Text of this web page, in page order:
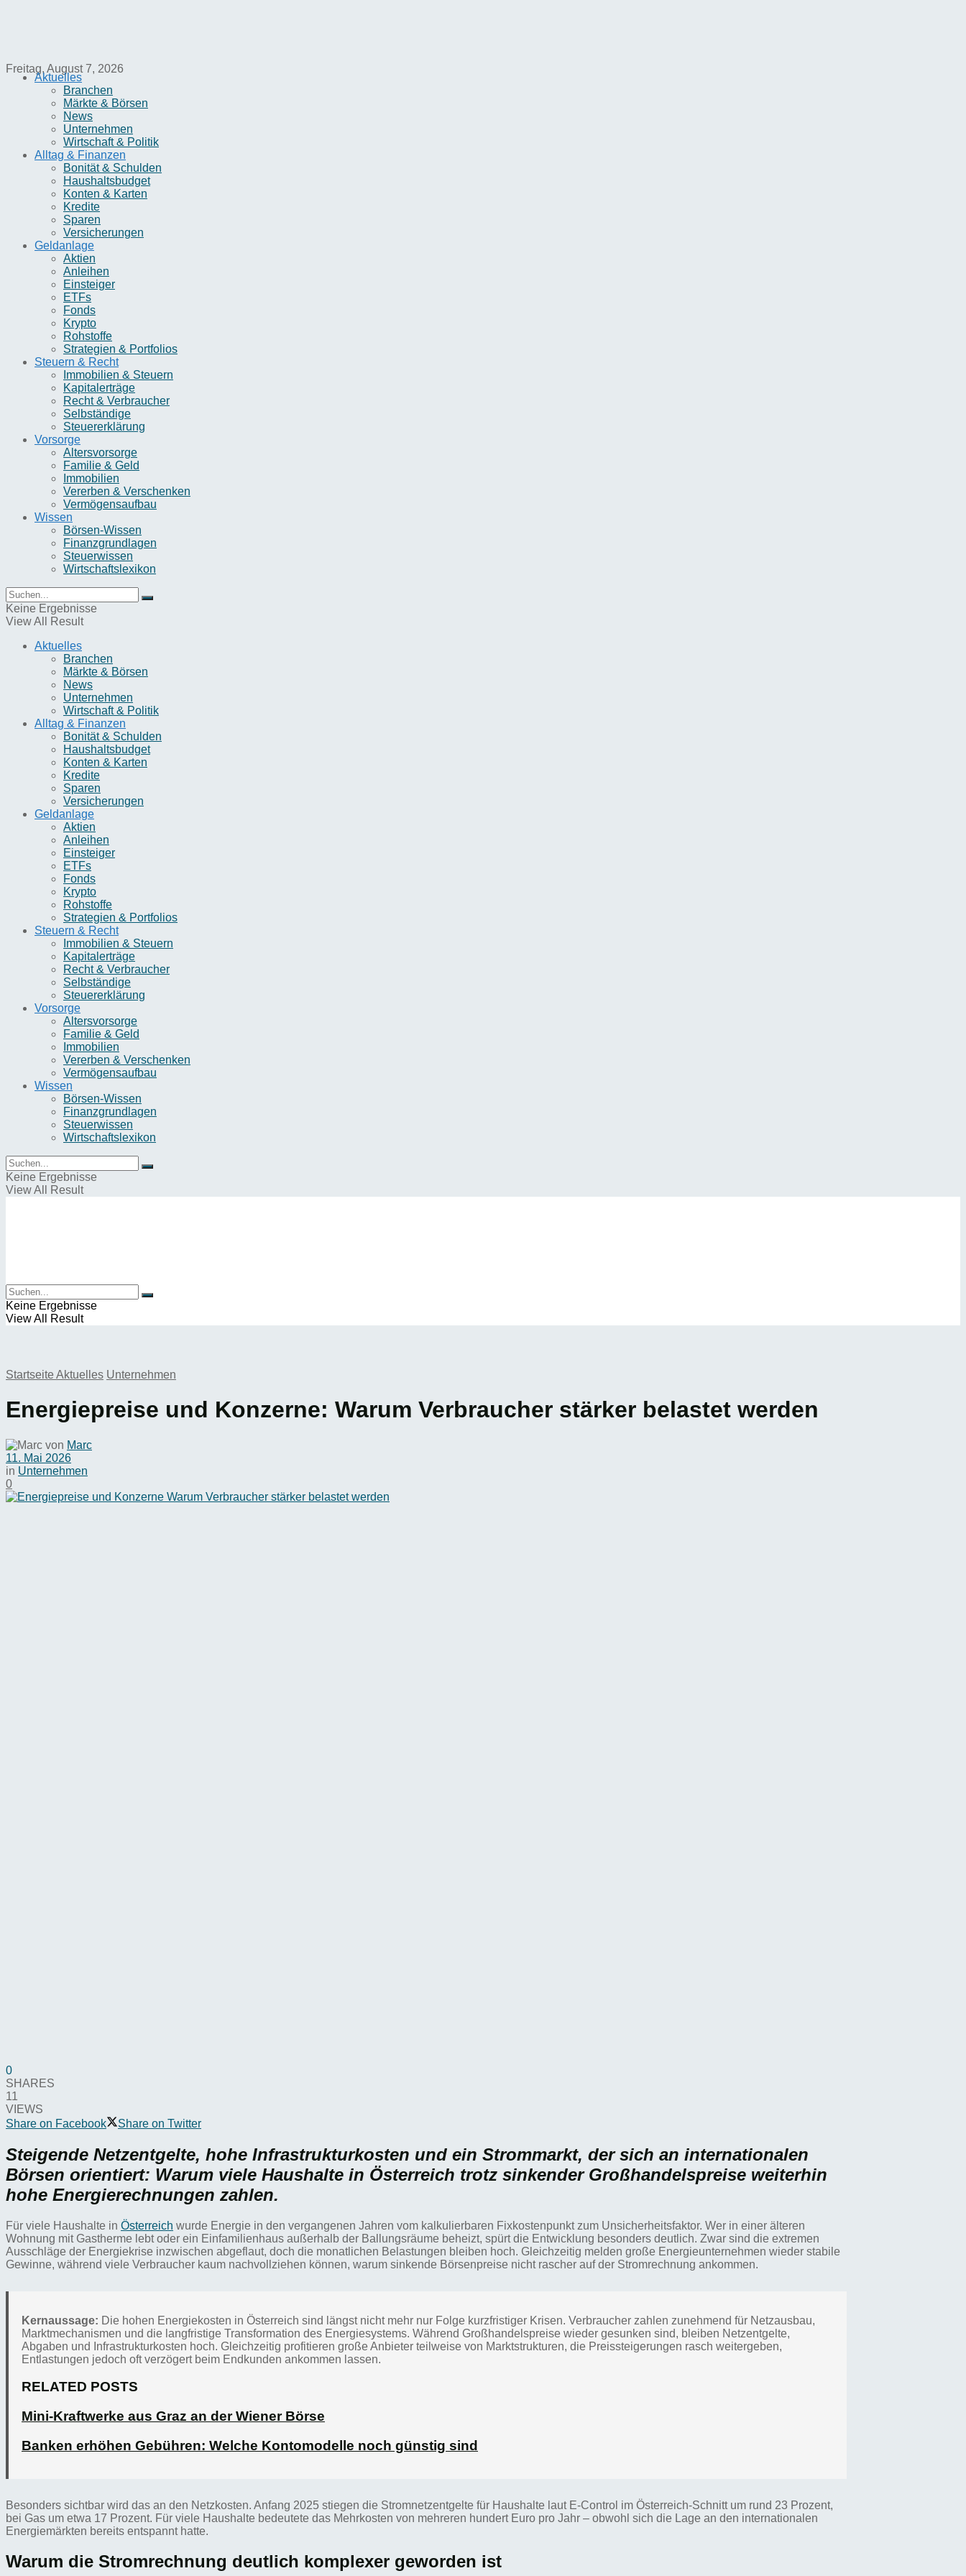
Freitag, August 7, 2026
Aktuelles
Branchen
Märkte & Börsen
News
Unternehmen
Wirtschaft & Politik
Alltag & Finanzen
Bonität & Schulden
Haushaltsbudget
Konten & Karten
Kredite
Sparen
Versicherungen
Geldanlage
Aktien
Anleihen
Einsteiger
ETFs
Fonds
Krypto
Rohstoffe
Strategien & Portfolios
Steuern & Recht
Immobilien & Steuern
Kapitalerträge
Recht & Verbraucher
Selbständige
Steuererklärung
Vorsorge
Altersvorsorge
Familie & Geld
Immobilien
Vererben & Verschenken
Vermögensaufbau
Wissen
Börsen-Wissen
Finanzgrundlagen
Steuerwissen
Wirtschaftslexikon
Keine Ergebnisse
View All Result
Aktuelles
Branchen
Märkte & Börsen
News
Unternehmen
Wirtschaft & Politik
Alltag & Finanzen
Bonität & Schulden
Haushaltsbudget
Konten & Karten
Kredite
Sparen
Versicherungen
Geldanlage
Aktien
Anleihen
Einsteiger
ETFs
Fonds
Krypto
Rohstoffe
Strategien & Portfolios
Steuern & Recht
Immobilien & Steuern
Kapitalerträge
Recht & Verbraucher
Selbständige
Steuererklärung
Vorsorge
Altersvorsorge
Familie & Geld
Immobilien
Vererben & Verschenken
Vermögensaufbau
Wissen
Börsen-Wissen
Finanzgrundlagen
Steuerwissen
Wirtschaftslexikon
Keine Ergebnisse
View All Result
Keine Ergebnisse
View All Result
Startseite Aktuelles Unternehmen
Energiepreise und Konzerne: Warum Verbraucher stärker belastet werden
von Marc
11. Mai 2026
in Unternehmen
0
0
SHARES
11
VIEWS
Share on Facebook
Share on Twitter
Steigende Netzentgelte, hohe Infrastrukturkosten und ein Strommarkt, der sich an internationalen
Börsen orientiert: Warum viele Haushalte in Österreich trotz sinkender Großhandelspreise weiterhin
hohe Energierechnungen zahlen.
Für viele Haushalte in Österreich wurde Energie in den vergangenen Jahren vom kalkulierbaren Fixkostenpunkt zum Unsicherheitsfaktor. Wer in einer älteren
Wohnung mit Gastherme lebt oder ein Einfamilienhaus außerhalb der Ballungsräume beheizt, spürt die Entwicklung besonders deutlich. Zwar sind die extremen
Ausschläge der Energiekrise inzwischen abgeflaut, doch die monatlichen Belastungen bleiben hoch. Gleichzeitig melden große Energieunternehmen wieder stabile
Gewinne, während viele Verbraucher kaum nachvollziehen können, warum sinkende Börsenpreise nicht rascher auf der Stromrechnung ankommen.
Kernaussage: Die hohen Energiekosten in Österreich sind längst nicht mehr nur Folge kurzfristiger Krisen. Verbraucher zahlen zunehmend für Netzausbau,
Marktmechanismen und die langfristige Transformation des Energiesystems. Während Großhandelspreise wieder gesunken sind, bleiben Netzentgelte,
Abgaben und Infrastrukturkosten hoch. Gleichzeitig profitieren große Anbieter teilweise von Marktstrukturen, die Preissteigerungen rasch weitergeben,
Entlastungen jedoch oft verzögert beim Endkunden ankommen lassen.
RELATED POSTS
Mini-Kraftwerke aus Graz an der Wiener Börse
Banken erhöhen Gebühren: Welche Kontomodelle noch günstig sind
Besonders sichtbar wird das an den Netzkosten. Anfang 2025 stiegen die Stromnetzentgelte für Haushalte laut E-Control im Österreich-Schnitt um rund 23 Prozent,
bei Gas um etwa 17 Prozent. Für viele Haushalte bedeutete das Mehrkosten von mehreren hundert Euro pro Jahr – obwohl sich die Lage an den internationalen
Energiemärkten bereits entspannt hatte.
Warum die Stromrechnung deutlich komplexer geworden ist